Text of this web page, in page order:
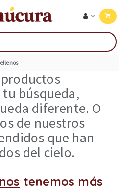
búsqueda,
diferente. O
de nuestros
que han
del cielo.
tenemos más